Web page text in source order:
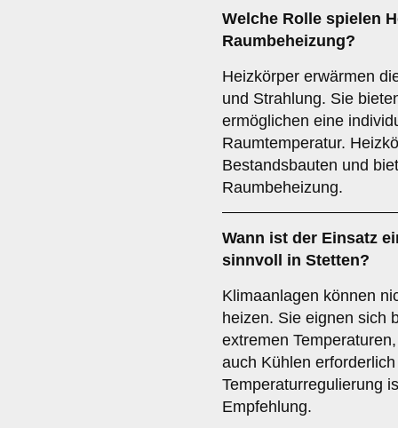
Welche Rolle spielen
Raumbeheizung?
Heizkörper erwärmen
und Strahlung. Sie
ermöglichen eine
Raumtemperatur.
Bestandsbauten und
Raumbeheizung.
Wann ist der Einsatz
sinnvoll in Stetten?
Klimaanlagen können
heizen. Sie eignen sich
extremen
auch Kühlen
Temperaturregulierung
Empfehlung.